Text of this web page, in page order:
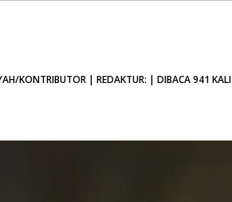
KONTRIBUTOR | REDAKTUR: | DIBACA 941 KALI